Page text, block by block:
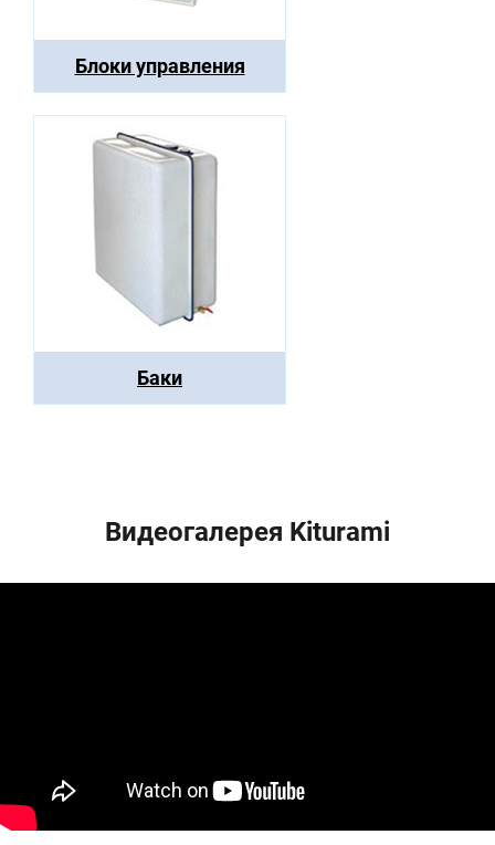
Блоки управления
Баки
Видеогалерея Kiturami